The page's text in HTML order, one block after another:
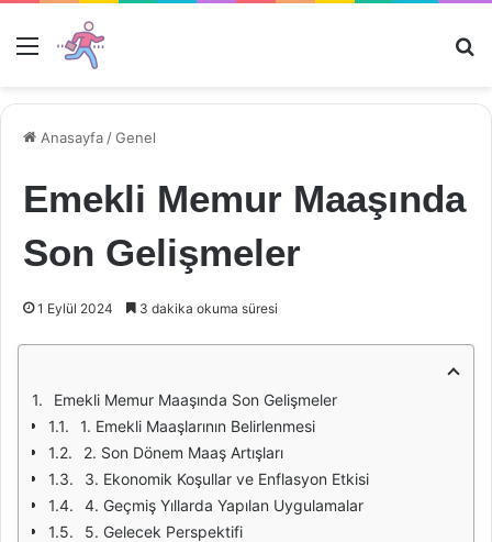
Menü
Anasayfa /Genel
Emekli Memur Maaşında
Son Gelişmeler
1 Eylül 2024 3 dakika okuma süresi
Emekli Memur Maaşında Son Gelişmeler
1. Emekli Maaşlarının Belirlenmesi
2. Son Dönem Maaş Artışları
3. Ekonomik Koşullar ve Enflasyon Etkisi
4. Geçmiş Yıllarda Yapılan Uygulamalar
5. Gelecek Perspektifi